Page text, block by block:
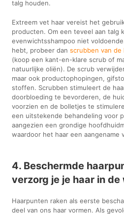
talg houden.
Extreem vet haar vereist het
producten. Om een teveel aan talg
evenwichtsshampoo niet
hebt, probeer danscrubben van
(koop een kant-en-klare scrub of
natuurlijke oliën). De scrub
maar ook productophopingen,
stoffen. Scrubben stimuleert de
doorbloeding te bevorderen, de
voorzien en de bolletjes te
een uitstekende behandeling voor
aangezien een grondige
waardoor het haar een aangename
4. Beschermde
verzorg je je haar in
Haarpunten raken als eerste
deel van ons haar vormen. Als